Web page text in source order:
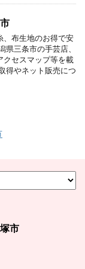
、布生地のお得で安
県三条市の手芸店、
クセスマップ等を載
得やネット販売につ
市